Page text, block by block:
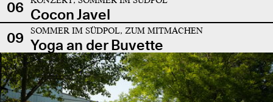
06 Cocon Javel
09
SOMMER IM SÜDPOL, ZUM MITMACHEN
Yoga an der Buvette